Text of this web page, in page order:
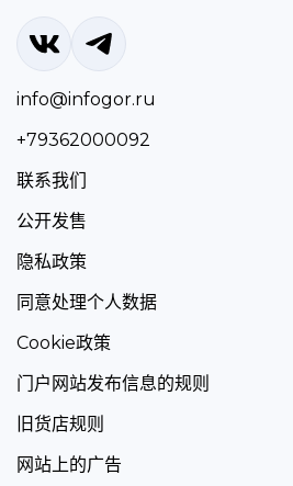
info@infogor.ru
+79362000092
联系我们
公开发售
隐私政策
同意处理个人数据
Cookie政策
门户网站发布信息的规则
旧货店规则
网站上的广告